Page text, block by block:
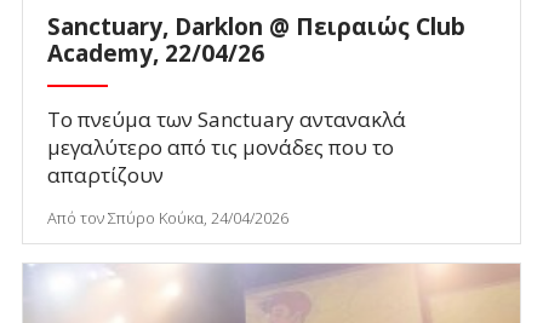
Sanctuary, Darklon @ Πειραιώς Club
Academy, 22/04/26
Το πνεύμα των Sanctuary αντανακλά
μεγαλύτερο από τις μονάδες που το
απαρτίζουν
Από τον Σπύρο Κούκα, 24/04/2026